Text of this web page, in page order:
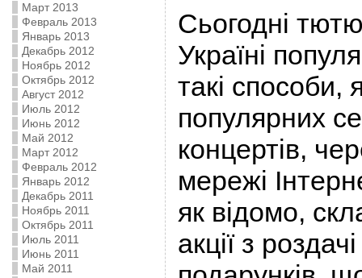
Март 2013
Февраль 2013
Январь 2013
Декабрь 2012
Ноябрь 2012
Октябрь 2012
Август 2012
Июль 2012
Июнь 2012
Май 2012
Март 2012
Февраль 2012
Январь 2012
Декабрь 2011
Ноябрь 2011
Октябрь 2011
Июль 2011
Июнь 2011
Май 2011
Сьогодні
Україні
такі способи,
популярних
концертів,
мережі
як відомо,
акції з